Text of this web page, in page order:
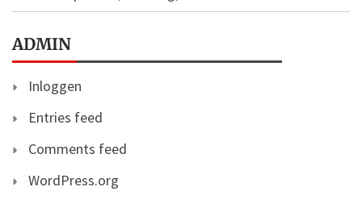
ADMIN
Inloggen
Entries feed
Comments feed
WordPress.org